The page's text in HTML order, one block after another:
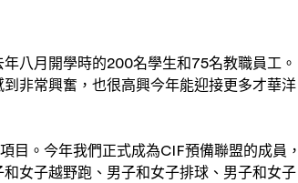
八月開學時的200名學生和75名教職員工。
非常興奮，也很高興今年能迎接更多才華洋
目。今年我們正式成為CIF預備聯盟的成員，
女子越野跑、男子和女子排球、男子和女子